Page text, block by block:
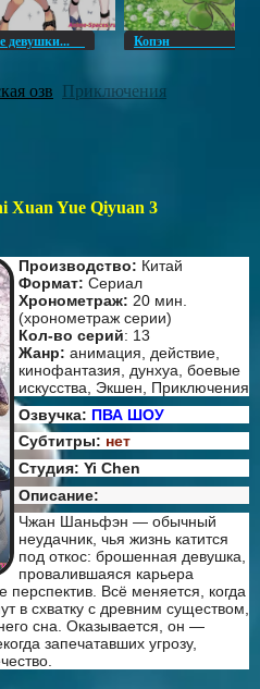
девушки... Копэн
озв Приключения
Xuan Yue Qiyuan 3
Производство: Китай
Формат: Сериал
Хронометраж: 20 мин.
(хронометраж серии)
Кол-во серий: 13
Жанр: анимация, действие,
кинофантазия, дунхуа, боевые
искусства, Экшен, Приключения
Озвучка: ПВА ШОУ
Субтитры: нет
Студия: Yi Chen
Описание:
Чжан Шаньфэн — обычный
неудачник, чья жизнь катится
под откос: брошенная девушка,
провалившаяся карьера
перспектив. Всё меняется, когда
в схватку с древним существом,
сна. Оказывается, он —
запечатавших угрозу,